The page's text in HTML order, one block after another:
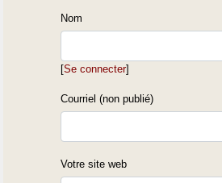
Nom
[Se connecter]
Courriel (non publié)
Votre site web